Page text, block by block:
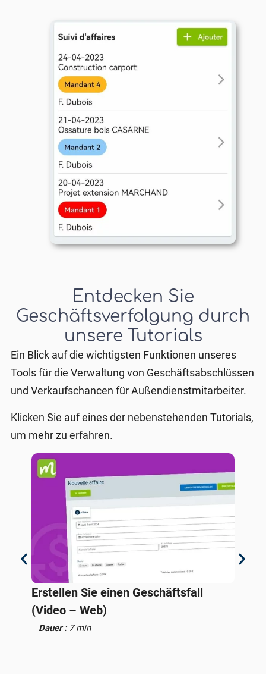
Entdecken Sie
Geschäftsverfolgung durch
unsere Tutorials
Ein Blick auf die wichtigsten Funktionen unseres
Tools für die Verwaltung von Geschäftsabschlüssen
und Verkaufschancen für Außendienstmitarbeiter.
Klicken Sie auf eines der nebenstehenden Tutorials,
um mehr zu erfahren.
Erstellen Sie einen Geschäftsfall
(Video – Web)
Dauer : 7 min